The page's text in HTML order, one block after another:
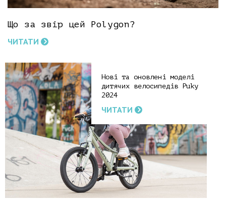
Що за звір цей Polygon?
ЧИТАТИ
Нові та оновлені моделі
дитячих велосипедів Puky
2024
ЧИТАТИ